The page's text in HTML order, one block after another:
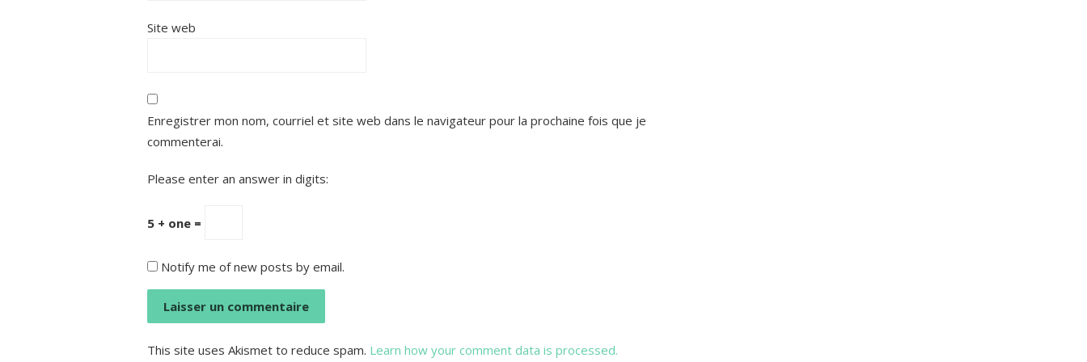
Site web
Enregistrer mon nom, courriel et site web dans le navigateur pour la prochaine fois que je
commenterai.
Please enter an answer in digits:
5 + one =
Notify me of new posts by email.
This site uses Akismet to reduce spam. Learn how your comment data is processed.